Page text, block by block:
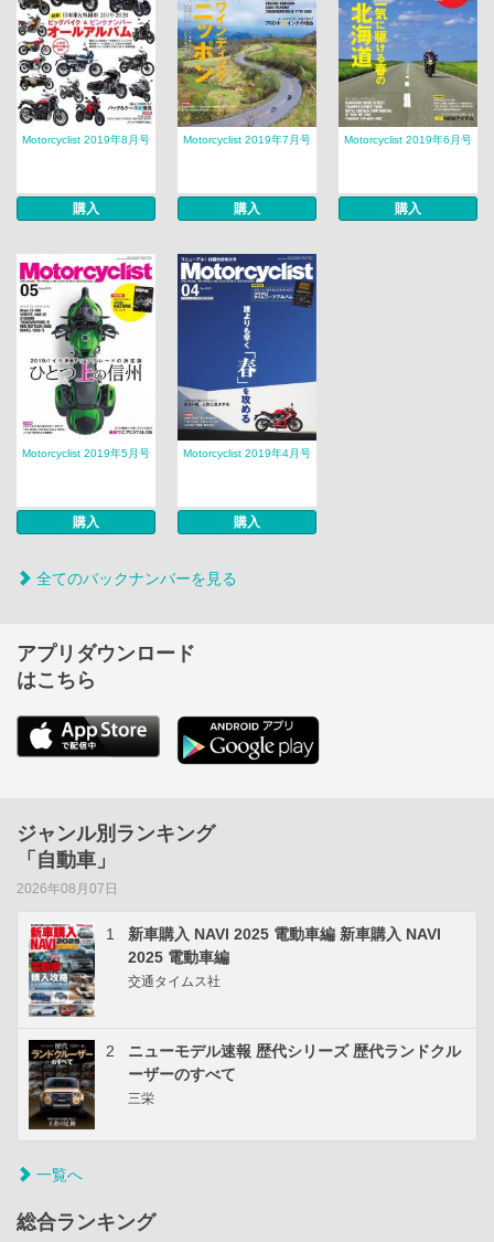
Motorcyclist 2019年8月号
購入
Motorcyclist 2019年7月号
購入
Motorcyclist 2019年6月号
購入
Motorcyclist 2019年5月号
購入
Motorcyclist 2019年4月号
購入
全てのバックナンバーを見る
アプリダウンロード
はこちら
ジャンル別ランキング
「自動車」
2026年08月07日
1
新車購入 NAVI 2025 電動車編 新車購入 NAVI
2025 電動車編
交通タイムス社
2
ニューモデル速報 歴代シリーズ 歴代ランドクル
ーザーのすべて
三栄
一覧へ
総合ランキング